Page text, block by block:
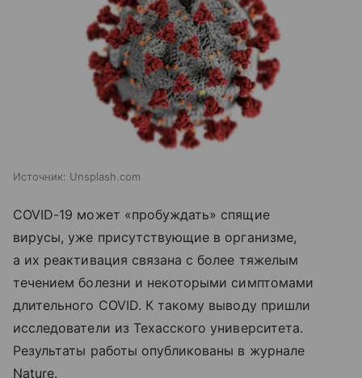
Источник: Unsplash.com
COVID-19 может «пробуждать» спящие
вирусы, уже присутствующие в организме,
а их реактивация связана с более тяжелым
течением болезни и некоторыми симптомами
длительного COVID. К такому выводу пришли
исследователи из Техасского университета.
Результаты работы опубликованы в журнале
Nature.